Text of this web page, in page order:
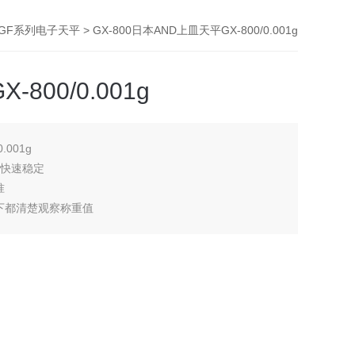
系列电子天平 > GX-800日本AND上皿天平GX-800/0.001g
800/0.001g
速稳定
都清楚观察称重值